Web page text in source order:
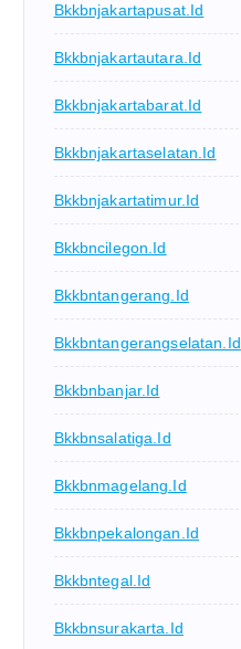
Bkkbnjakartapusat.id
Bkkbnjakartautara.id
Bkkbnjakartabarat.id
Bkkbnjakartaselatan.id
Bkkbnjakartatimur.id
Bkkbncilegon.id
Bkkbntangerang.id
Bkkbntangerangselatan.id
Bkkbnbanjar.id
Bkkbnsalatiga.id
Bkkbnmagelang.id
Bkkbnpekalongan.id
Bkkbntegal.id
Bkkbnsurakarta.id